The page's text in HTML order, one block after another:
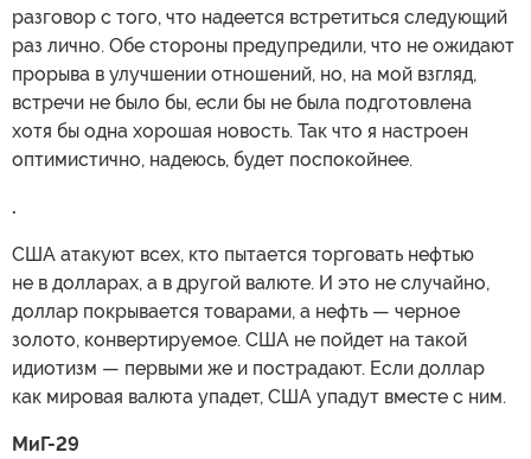
разговор с того, что надеется встретиться следующий
раз лично. Обе стороны предупредили, что не ожидают
прорыва в улучшении отношений, но, на мой взгляд,
встречи не было бы, если бы не была подготовлена
хотя бы одна хорошая новость. Так что я настроен
оптимистично, надеюсь, будет поспокойнее.
.
США атакуют всех, кто пытается торговать нефтью
не в долларах, а в другой валюте. И это не случайно,
доллар покрывается товарами, а нефть — черное
золото, конвертируемое. США не пойдет на такой
идиотизм — первыми же и пострадают. Если доллар
как мировая валюта упадет, США упадут вместе с ним.
МиГ-29